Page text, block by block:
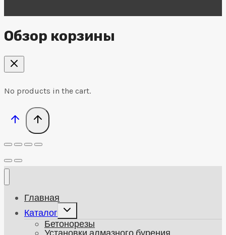
Обзор корзины
No products in the cart.
Главная
Каталог
Развернуть
дочернее
меню
Бетонорезы